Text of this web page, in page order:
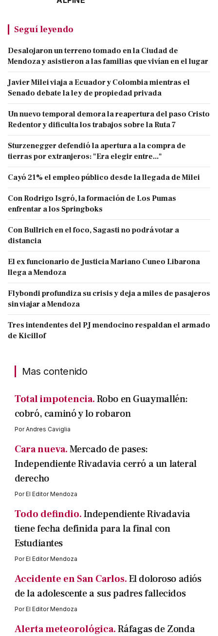
Seguí leyendo
Desalojaron un terreno tomado en la Ciudad de
Mendoza y asistieron a las familias que vivían en el lugar
Javier Milei viaja a Ecuador y Colombia mientras el
Senado debate la ley de propiedad privada
Un nuevo temporal demora la reapertura del paso Cristo
Redentor y dificulta los trabajos sobre la Ruta 7
Sturzenegger defendió la apertura a la compra de
tierras por extranjeros: "Era elegir entre..."
Cayó 21% el empleo público desde la llegada de Milei
Con Rodrigo Isgró, la formación de Los Pumas
enfrentar a los Springboks
Con Bullrich en el foco, Sagasti no podrá votar a
distancia
El ex funcionario de Justicia Mariano Cuneo Libarona
llega a Mendoza
Flybondi profundiza su crisis y deja a miles de pasajeros
sin viajar a Mendoza
Tres intendentes del PJ mendocino respaldan el armado
de Kicillof
Mas contenido
Total impotencia.Robo en Guaymallén:
cobró, caminó y lo robaron
PorAndres Caviglia
Cara nueva.Mercado de pases:
Independiente Rivadavia cerró a un lateral
derecho
PorEl Editor Mendoza
Todo defindio.Independiente Rivadavia
tiene fecha definida para la final con
Estudiantes
PorEl Editor Mendoza
Accidente en San Carlos.El doloroso adiós
de la adolescente a sus padres fallecidos
PorEl Editor Mendoza
Alerta meteorológica.Ráfagas de Zonda